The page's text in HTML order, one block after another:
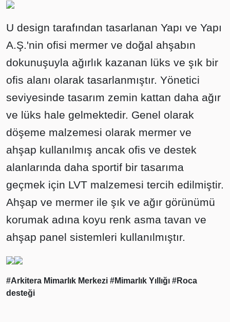
U design tarafından tasarlanan Yapı ve Yapı
A.Ş.'nin ofisi mermer ve doğal ahşabın
dokunuşuyla ağırlık kazanan lüks ve şık bir
ofis alanı olarak tasarlanmıştır. Yönetici
seviyesinde tasarım zemin kattan daha ağır
ve lüks hale gelmektedir. Genel olarak
döşeme malzemesi olarak mermer ve
ahşap kullanılmış ancak ofis ve destek
alanlarında daha sportif bir tasarıma
geçmek için LVT malzemesi tercih edilmiştir.
Ahşap ve mermer ile şık ve ağır görünümü
korumak adına koyu renk asma tavan ve
ahşap panel sistemleri kullanılmıştır.
#Arkitera Mimarlık Merkezi #Mimarlık Yıllığı #Roca
desteği